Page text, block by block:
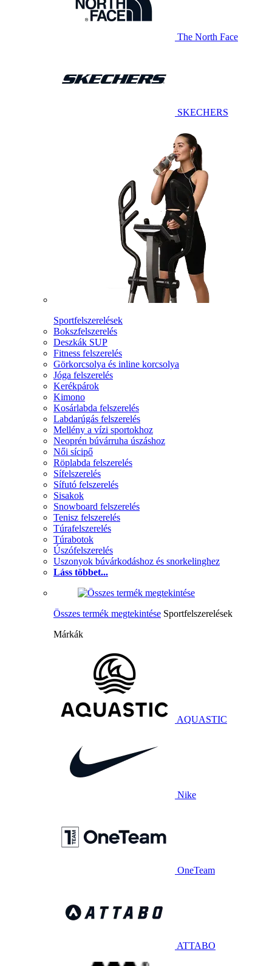
The North Face
SKECHERS
Sportfelszerelések
Bokszfelszerelés
Deszkák SUP
Fitness felszerelés
Görkorcsolya és inline korcsolya
Jóga felszerelés
Kerékpárok
Kimono
Kosárlabda felszerelés
Labdarúgás felszerelés
Mellény a vízi sportokhoz
Neoprén búvárruha úszáshoz
Női sícipő
Röplabda felszerelés
Sífelszerelés
Sífutó felszerelés
Sisakok
Snowboard felszerelés
Tenisz felszerelés
Túrafelszerelés
Túrabotok
Úszófelszerelés
Uszonyok búvárkodáshoz és snorkelinghez
Láss többet...
Összes termék megtekintése Sportfelszerelések
Márkák
AQUASTIC
Nike
OneTeam
ATTABO